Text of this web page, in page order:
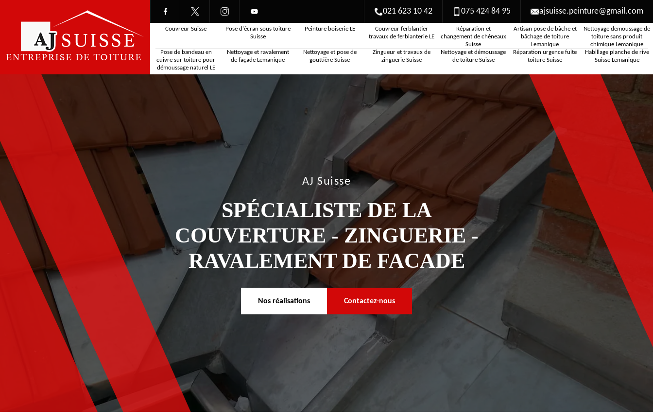
021 623 10 42 075 424 84 95 ajsuisse.peinture@gmail.com
Couvreur Suisse
Pose d'écran sous toiture
Suisse
Peinture boiserie LE
Couvreur ferblantier
travaux de ferblanterie LE
Réparation et
changement de chéneaux
Suisse
Artisan pose de bâche et
bâchage de toiture
Lemanique
Nettoyage demoussage de
toiture sans produit
chimique Lemanique
Pose de bandeau en
cuivre sur toiture pour
démoussage naturel LE
Nettoyage et ravalement
de façade Lemanique
Nettoyage et pose de
gouttière Suisse
Zingueur et travaux de
zinguerie Suisse
Nettoyage et démoussage
de toiture Suisse
Réparation urgence fuite
toiture Suisse
Habillage planche de rive
Suisse Lemanique
AJ Suisse
SPÉCIALISTE DE LA
COUVERTURE - ZINGUERIE -
RAVALEMENT DE FACADE
Nos réalisations Contactez-nous